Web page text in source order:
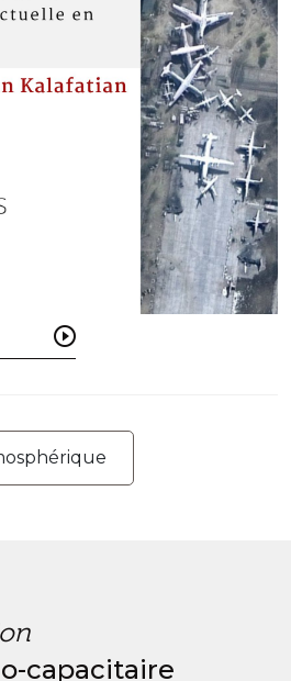
capacitaire